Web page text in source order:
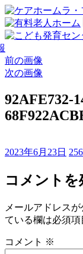
前の画像
次の画像
92AFE732-
投
日:
2023年6月23日 フ
サ
イ
コメントを
メールアドレス
ている欄は必須項
コメント ※